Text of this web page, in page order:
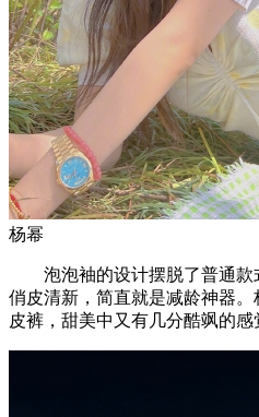
杨幂
泡泡袖的设计摆脱了普通款
俏皮清新，简直就是减龄神器
皮裤，甜美中又有几分酷飒的感